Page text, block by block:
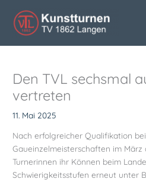
Inhalt
springen
Den TVL sechsmal
vertreten
11. Mai 2025
Nach erfolgreicher Qualifikation
Gaueinzelmeisterschaften im
Turnerinnen ihr Können beim
Schwierigkeitsstufen erneut unter